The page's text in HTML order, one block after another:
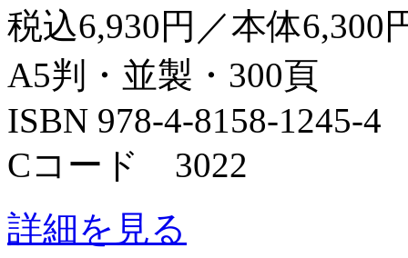
税込6,930円／本体6,300
A5判・並製・300頁
ISBN 978-4-8158-1245-4
Cコード 3022
詳細を見る